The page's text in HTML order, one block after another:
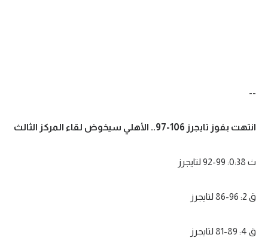
--
انتهت بفوز تايجرز 106-97.. الأهلي سيخوض لقاء المركز الثالث
ث 0:38: 99-92 لتايجرز
ق 2: 96-86 لتايجرز
ق 4: 89-81 لتايجرز